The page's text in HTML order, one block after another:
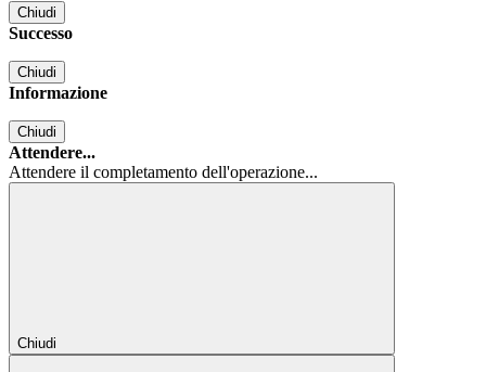
Chiudi
Successo
Chiudi
Informazione
Chiudi
Attendere...
Attendere il completamento dell'operazione...
Chiudi